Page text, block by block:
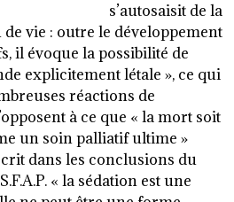
s’autosaisit de la
vie : outre le développement
il évoque la possibilité de
explicitement létale », ce qui
réactions de
à ce que « la mort soit
un soin palliatif ultime »
dans les conclusions du
« la sédation est une